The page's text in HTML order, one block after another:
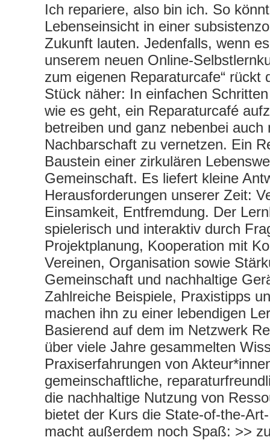
Ich repariere, also bin ich. So
Lebenseinsicht in einer
Zukunft lauten. Jedenfalls, wenn
unserem neuen Online-
zum eigenen Reparaturcafe“ rückt
Stück näher: In einfachen
wie es geht, ein Reparaturcafé
betreiben und ganz nebenbei auch
Nachbarschaft zu vernetzen. Ein
Baustein einer zirkulären
Gemeinschaft. Es liefert kleine
Herausforderungen unserer Zeit:
Einsamkeit, Entfremdung. Der
spielerisch und interaktiv durch
Projektplanung, Kooperation mit
Vereinen, Organisation sowie
Gemeinschaft und nachhaltige
Zahlreiche Beispiele, Praxistipps
machen ihn zu einer lebendigen
Basierend auf dem im Netzwerk
über viele Jahre gesammelten
Praxiserfahrungen von
gemeinschaftliche,
die nachhaltige Nutzung von
bietet der Kurs die State-of-the-
macht außerdem noch Spaß: >>